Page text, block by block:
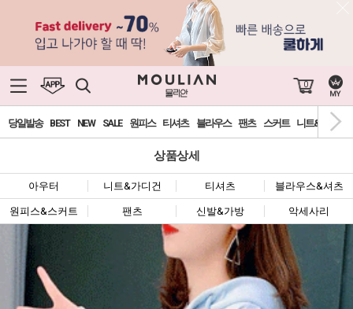
0
당일발송 BEST NEW SALE 원피스 티셔츠 블라우스 팬츠 스커트 니트&가디건
상품상세
아우터 니트&가디건 티셔츠 블라우스&셔츠
원피스&스커트 팬츠 신발&가방 악세사리